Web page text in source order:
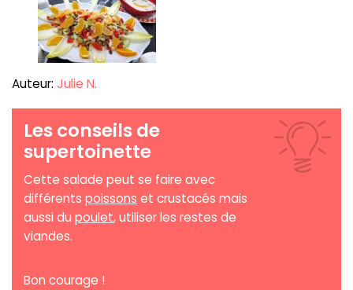
Auteur: Julie N.
Les conseils de
supertoinette
Cette salade peut se faire avec
différents poissons et crustacés mais
aussi du poulet, utiliser les restes de
viandes.
Bon courage !